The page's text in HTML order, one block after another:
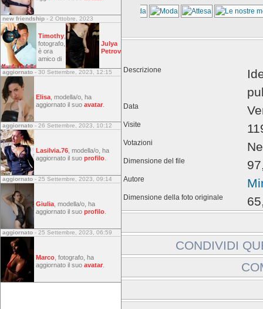
Descrizione
Data
Visite
Votazioni
Dimensione del file
Autore
Dimensione della foto originale
CONDIVIDI
Includi immagine:
Gli ospiti non possono
new friendship - 2 Ottobre, 2023
Timothy
fotografo,
è ora
amico di
Julya
Petrov
aggiornato - 30 Settembre, 2023, 12:15
Elisa , modella/o, ha
aggiornato il suo avatar
aggiornato - 26 Settembre, 2023, 10:12
Lasilvia.76 , modella/o, ha
aggiornato il suo profilo
aggiornato - 25 Settembre, 2023, 09:14
Giulia , modella/o, ha
aggiornato il suo profilo
aggiornato - 25 Settembre, 2023, 06:59
Marco , fotografo, ha
aggiornato il suo avatar